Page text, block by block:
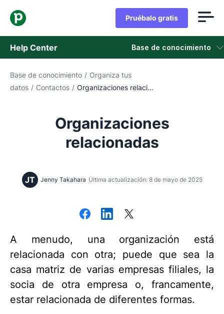
Pruébalo gratis
Help Center Base de conocimiento
Base de conocimiento
Contáctanos
Base de conocimiento / Organiza tus
datos / Contactos / Organizaciones relaci...
Organizaciones
relacionadas
JT Jenny Takahara Última actualización: 8 de mayo de 2025
A menudo, una organización está
relacionada con otra; puede que sea la
casa matriz de varias empresas filiales, la
socia de otra empresa o, francamente,
estar relacionada de diferentes formas.